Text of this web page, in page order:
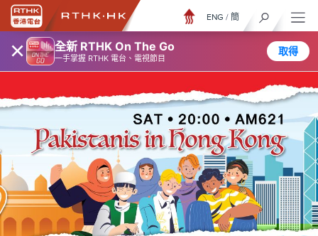
× 全新 RTHK On The Go
一手掌握 RTHK 電台、電視節目
取得
ENG / 簡